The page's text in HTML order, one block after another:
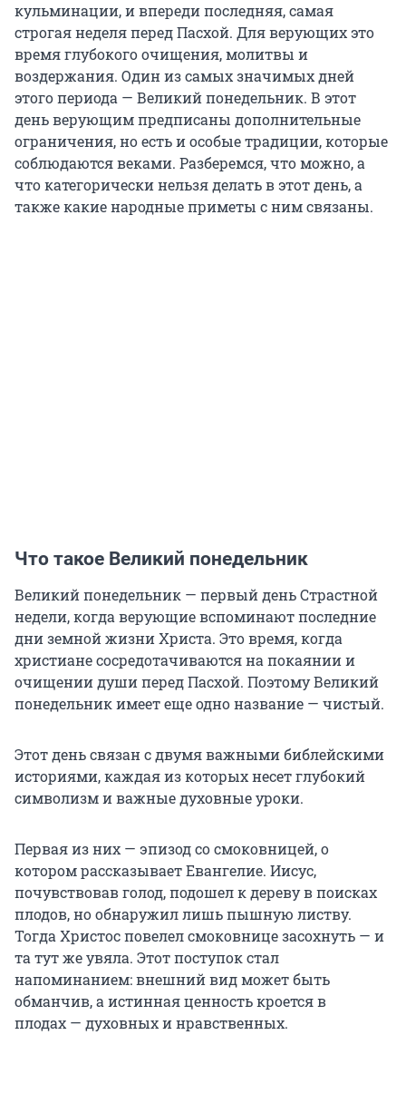
кульминации, и впереди последняя, самая
строгая неделя перед Пасхой. Для верующих это
время глубокого очищения, молитвы и
воздержания. Один из самых значимых дней
этого периода — Великий понедельник. В этот
день верующим предписаны дополнительные
ограничения, но есть и особые традиции, которые
соблюдаются веками. Разберемся, что можно, а
что категорически нельзя делать в этот день, а
также какие народные приметы с ним связаны.
Что такое Великий понедельник
Великий понедельник — первый день Страстной
недели, когда верующие вспоминают последние
дни земной жизни Христа. Это время, когда
христиане сосредотачиваются на покаянии и
очищении души перед Пасхой. Поэтому Великий
понедельник имеет еще одно название — чистый.
Этот день связан с двумя важными библейскими
историями, каждая из которых несет глубокий
символизм и важные духовные уроки.
Первая из них — эпизод со смоковницей, о
котором рассказывает Евангелие. Иисус,
почувствовав голод, подошел к дереву в поисках
плодов, но обнаружил лишь пышную листву.
Тогда Христос повелел смоковнице засохнуть — и
та тут же увяла. Этот поступок стал
напоминанием: внешний вид может быть
обманчив, а истинная ценность кроется в
плодах — духовных и нравственных.